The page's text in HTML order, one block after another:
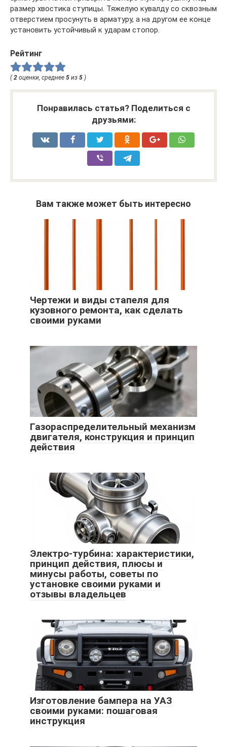
размер хвостика ступицы. Тяжелую кувалду со сквозным
отверстием просунуть в арматуру, а на другом ее конце
установить устойчивый к ударам стопор.
Рейтинг
(2 оценки, среднее 5 из 5 )
Понравилась статья? Поделиться с
друзьями:
Вам также может быть интересно
Чертежи и виды стапеля для
кузовного ремонта, как сделать
своими руками
Газораспределительный механизм
двигателя, конструкция и принцип
действия
Электро-турбина: характеристики,
принцип действия, плюсы и
минусы работы, советы по
установке своими руками и
отзывы владельцев
Изготовление бампера на УАЗ
своими руками: пошаговая
инструкция